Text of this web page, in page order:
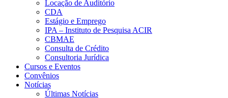
Locação de Auditório
CDA
Estágio e Emprego
IPA – Instituto de Pesquisa ACIR
CBMAE
Consulta de Crédito
Consultoria Jurídica
Cursos e Eventos
Convênios
Notícias
Últimas Notícias